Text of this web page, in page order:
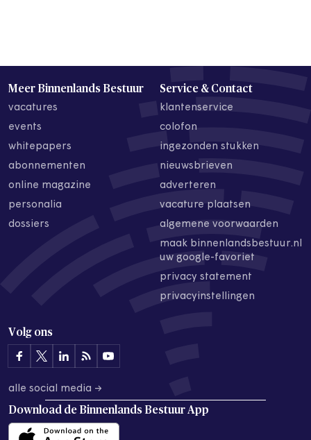
Meer Binnenlands Bestuur
vacatures
events
whitepapers
abonnementen
online magazine
personalia
dossiers
Service & Contact
klantenservice
colofon
ingezonden stukken
nieuwsbrieven
adverteren
vacature plaatsen
algemene voorwaarden
maak binnenlandsbestuur.nl
uw google-favoriet
privacy statement
privacyinstellingen
Volg ons
alle social media →
Download de Binnenlands Bestuur App